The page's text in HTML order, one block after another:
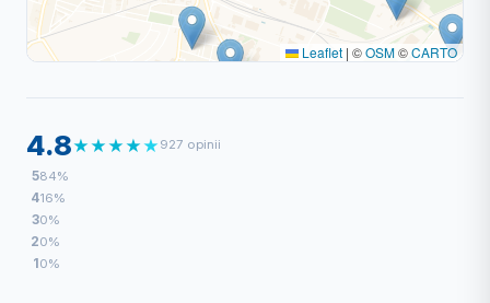
Leaflet | ©OSM©CARTO
4.8★★★★★ 927 opinii
584%
416%
30%
20%
10%